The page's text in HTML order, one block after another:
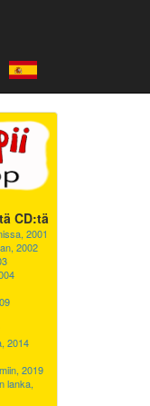
CD:tä
2001
2002
2014
2019
lanka,